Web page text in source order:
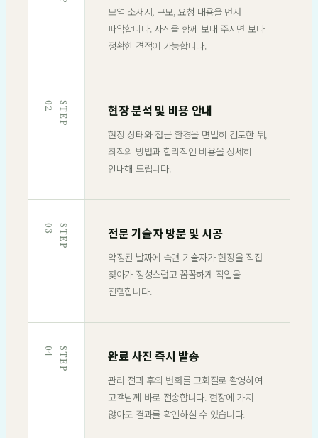
묘역 소재지, 규모, 요청 내용을 먼저
파악합니다. 사진을 함께 보내 주시면 보다
정확한 견적이 가능합니다.
S
T
E
P
0
2 현장 분석 및 비용 안내
현장 상태와 접근 환경을 면밀히 검토한 뒤,
최적의 방법과 합리적인 비용을 상세히
안내해 드립니다.
S
T
E
P
0
3 전문 기술자 방문 및 시공
약정된 날짜에 숙련 기술자가 현장을 직접
찾아가 정성스럽고 꼼꼼하게 작업을
진행합니다.
S
T
E
P
0
4 완료 사진 즉시 발송
관리 전과 후의 변화를 고화질로 촬영하여
고객님께 바로 전송합니다. 현장에 가지
않아도 결과를 확인하실 수 있습니다.